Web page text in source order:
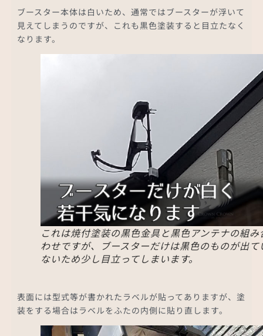
ブースター本体は白いため、通常ではブースターが浮いて
見えてしまうのですが、これも黒色塗装すると目立たなく
なります。
これは焼付塗装の黒色金具と黒色アンテナの組み
わせですが、ブースターだけは黒色のものが出て
ないため少し目立ってしまいます。
表面には型式等が書かれたラベルが貼ってありますが、塗
装をする場合はラベルをふたの内側に貼り直します。